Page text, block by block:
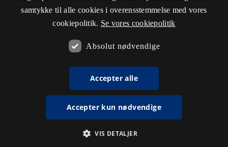
samtykke til alle cookies i overensstemmelse med vores
cookiepolitik. Se vores cookiepolitik
Absolut nødvendige
Accepter alle
Accepter kun nødvendige
VIS DETALJER